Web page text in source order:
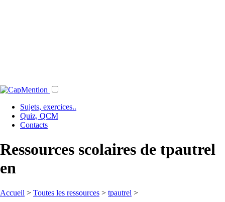
Sujets, exercices..
Quiz, QCM
Contacts
Ressources scolaires de tpautrel
en
Accueil > Toutes les ressources > tpautrel >